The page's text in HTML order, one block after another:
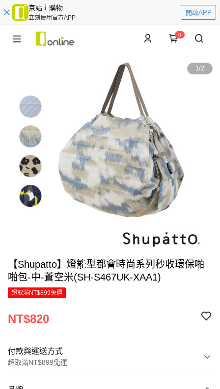
京站ｉ購物
立刻使用官方APP
開啟APP
0
1/2
【Shupatto】燈籠型都會時尚系列秒收環保啪
啪包-中-蒼空米(SH-S467UK-XAA1)
超取滿NT$899免運
NT$820
付款與運送方式
超取滿NT$899免運